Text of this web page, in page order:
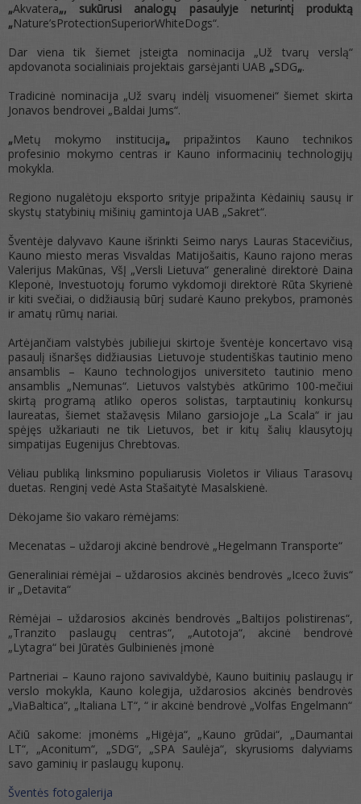
„Akvatera„, sukūrusi analogų pasaulyje neturintį produktą
„Nature’sProtectionSuperiorWhiteDogs“.
Dar viena tik šiemet įsteigta nominacija „Už tvarų verslą“
apdovanota socialiniais projektais garsėjanti UAB „SDG„.
Tradicinė nominacija „Už svarų indėlį visuomenei“ šiemet skirta
Jonavos bendrovei „Baldai Jums“.
„Metų mokymo institucija„pripažintos Kauno technikos
profesinio mokymo centras ir Kauno informacinių technologijų
mokykla.
Regiono nugalėtoju eksporto srityje pripažinta Kėdainių sausų ir
skystų statybinių mišinių gamintoja UAB „Sakret“.
Šventėje dalyvavo Kaune išrinkti Seimo narys Lauras Stacevičius,
Kauno miesto meras Visvaldas Matijošaitis, Kauno rajono meras
Valerijus Makūnas, VšĮ „Versli Lietuva“ generalinė direktorė Daina
Kleponė, Investuotojų forumo vykdomoji direktorė Rūta Skyrienė
ir kiti svečiai, o didžiausią būrį sudarė Kauno prekybos, pramonės
ir amatų rūmų nariai.
Artėjančiam valstybės jubiliejui skirtoje šventėje koncertavo visą
pasaulį išnaršęs didžiausias Lietuvoje studentiškas tautinio meno
ansamblis – Kauno technologijos universiteto tautinio meno
ansamblis „Nemunas“. Lietuvos valstybės atkūrimo 100-mečiui
skirtą programą atliko operos solistas, tarptautinių konkursų
laureatas, šiemet stažavęsis Milano garsiojoje „La Scala“ ir jau
spėjęs užkariauti ne tik Lietuvos, bet ir kitų šalių klausytojų
simpatijas Eugenijus Chrebtovas.
Vėliau publiką linksmino populiarusis Violetos ir Viliaus Tarasovų
duetas. Renginį vedė Asta Stašaitytė Masalskienė.
Dėkojame šio vakaro rėmėjams:
Mecenatas – uždaroji akcinė bendrovė „Hegelmann Transporte“
Generaliniai rėmėjai – uždarosios akcinės bendrovės „Iceco žuvis“
ir „Detavita“
Rėmėjai – uždarosios akcinės bendrovės „Baltijos polistirenas“,
„Tranzito paslaugų centras“, „Autotoja“, akcinė bendrovė
„Lytagra“ bei Jūratės Gulbinienės įmonė
Partneriai – Kauno rajono savivaldybė, Kauno buitinių paslaugų ir
verslo mokykla, Kauno kolegija, uždarosios akcinės bendrovės
„ViaBaltica“, „Italiana LT“, “ ir akcinė bendrovė „Volfas Engelmann“
Ačiū sakome: įmonėms „Higėja“, „Kauno grūdai“, „Daumantai
LT“, „Aconitum“, „SDG“, „SPA Saulėja“, skyrusioms dalyviams
savo gaminių ir paslaugų kuponų.
Šventės fotogalerija